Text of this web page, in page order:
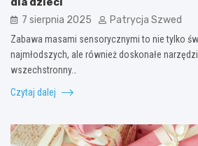
7 sierpnia 2025 Patrycja Szwed
Zabawa masami sensorycznymi to nie tylko
najmłodszych, ale również doskonałe
wszechstronny…
Czytaj dalej